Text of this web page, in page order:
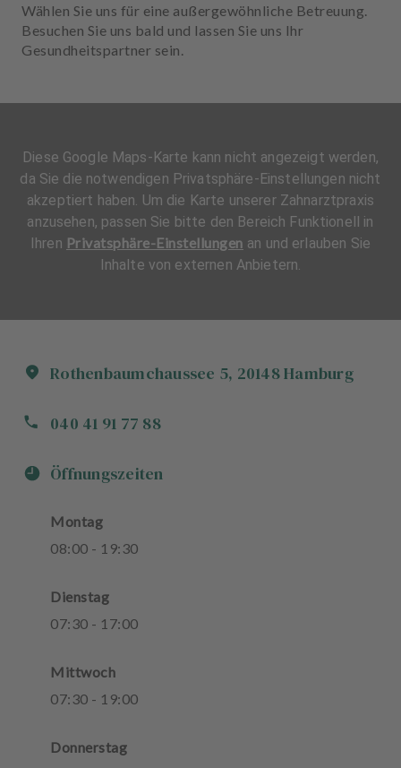
Wählen Sie uns für eine außergewöhnliche Betreuung.
Besuchen Sie uns bald und lassen Sie uns Ihr
Gesundheitspartner sein.
Rothenbaumchaussee 5, 20148Hamburg
040 41 91 77 88
Öffnungszeiten
Montag
08:00 - 19:30
Dienstag
07:30 - 17:00
Mittwoch
07:30 - 19:00
Donnerstag
Diese Google Maps-Karte kann nicht angezeigt werden,
da Sie die notwendigen Privatsphäre-Einstellungen nicht
akzeptiert haben. Um die Karte unserer Zahnarztpraxis
anzusehen, passen Sie bitte den Bereich Funktionell in
Ihren Privatsphäre-Einstellungen an und erlauben Sie
Inhalte von externen Anbietern.